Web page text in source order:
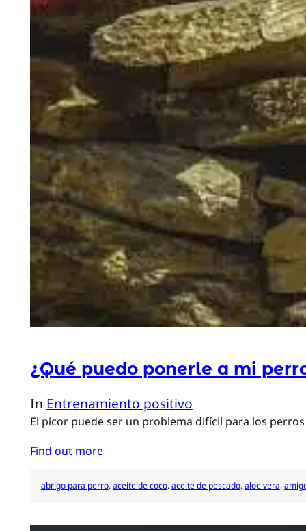
¿Qué puedo ponerle a mi
In Entrenamiento positivo
El picor puede ser un problema difícil para los
Find out more
abrigo para perro, aceite de coco, aceite de pescado, aloe vera,